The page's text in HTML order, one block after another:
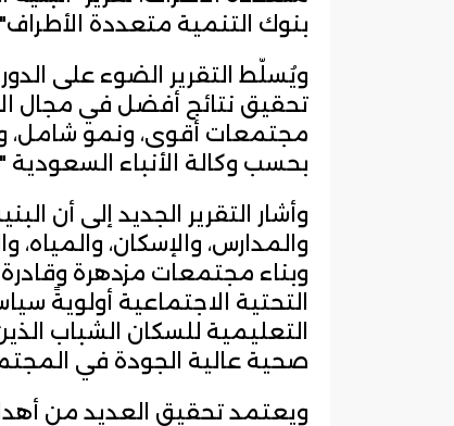
بنوك التنمية متعددة
ويُسلّط التقرير الضوء على
تحقيق نتائج أفضل في مجال
مجتمعات أقوى، ونمو شامل،
بحسب وكالة الأنباء
وأشار التقرير الجديد إلى أن
والمدارس، والإسكان،
وبناء مجتمعات مزدهرة
التحتية الاجتماعية أولويةً
التعليمية للسكان الشباب
صحية عالية الجودة في